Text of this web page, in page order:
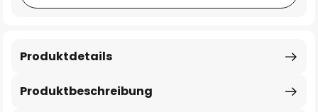
Produktbeschreibung
Produktdetails